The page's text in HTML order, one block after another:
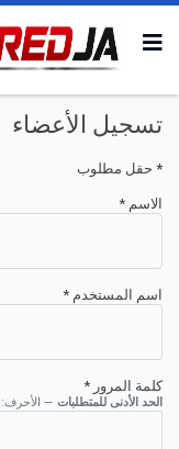
تسجيل الأعضاء
* حقل مطلوب
الاسم *
اسم المستخدم *
كلمة المرور *
الحد الأدنى للمتطلبات — الأحرف: 4